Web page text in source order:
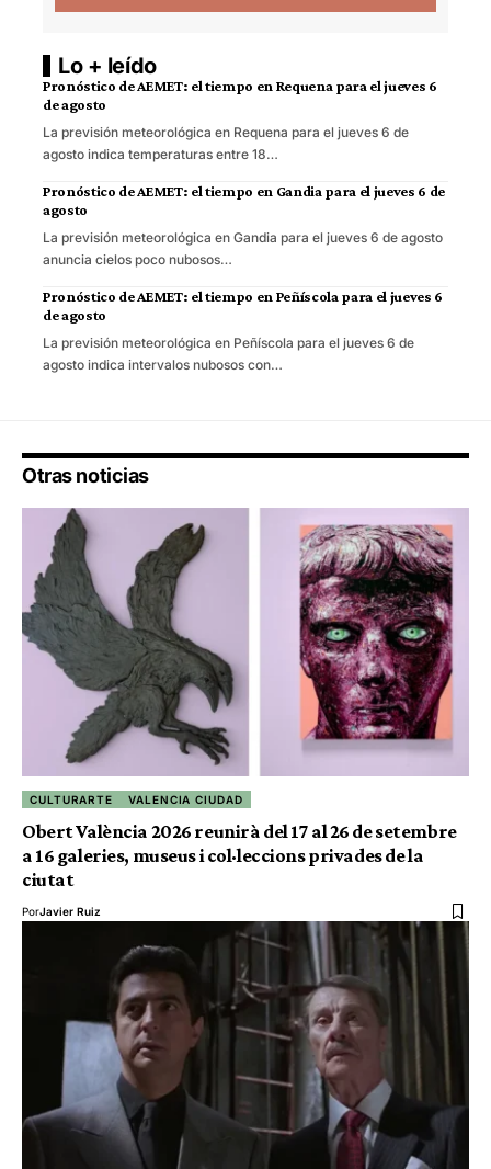
Lo + leído
Pronóstico de AEMET: el tiempo en Requena para el jueves 6
de agosto
La previsión meteorológica en Requena para el jueves 6 de
agosto indica temperaturas entre 18…
Pronóstico de AEMET: el tiempo en Gandia para el jueves 6 de
agosto
La previsión meteorológica en Gandia para el jueves 6 de agosto
anuncia cielos poco nubosos…
Pronóstico de AEMET: el tiempo en Peñíscola para el jueves 6
de agosto
La previsión meteorológica en Peñíscola para el jueves 6 de
agosto indica intervalos nubosos con…
Otras noticias
CULTURARTE VALENCIA CIUDAD
Obert València 2026 reunirà del 17 al 26 de setembre
a 16 galeries, museus i col·leccions privades de la
ciutat
PorJavier Ruiz